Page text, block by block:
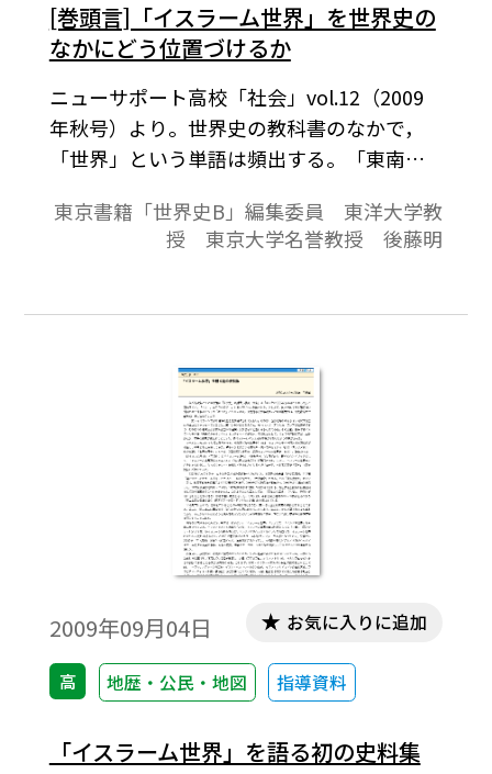
[巻頭言]「イスラーム世界」を世界史の
なかにどう位置づけるか
ニューサポート高校「社会」vol.12（2009
年秋号）より。世界史の教科書のなかで，
「世界」という単語は頻出する。「東南ア
容」などである。これらの場合，「世界」
は地球上の陸地を大きく区分した地域概念
あるが地域は文明圏概念とも結びついてい
が許されるのであろう。このような多様な
「世界」にあって「イスラーム世界」だけ
は，地域概念と結びついていない。
東京書籍「世界史B」編集委員 東洋大学教
授 東京大学名誉教授 後藤明
2009年09月04日
高 地歴・公民・地図 指導資料
お気に入りに追加
「イスラーム世界」を語る初の史料集